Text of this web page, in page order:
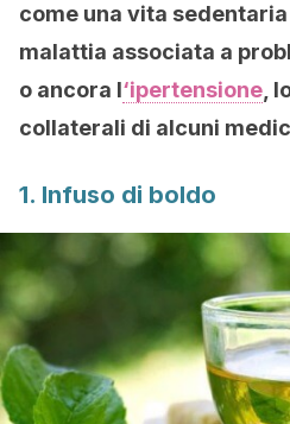
come una vita
malattia associata a
o ancora l‘ipertensione ,
collaterali di alcuni
1. Infuso di boldo